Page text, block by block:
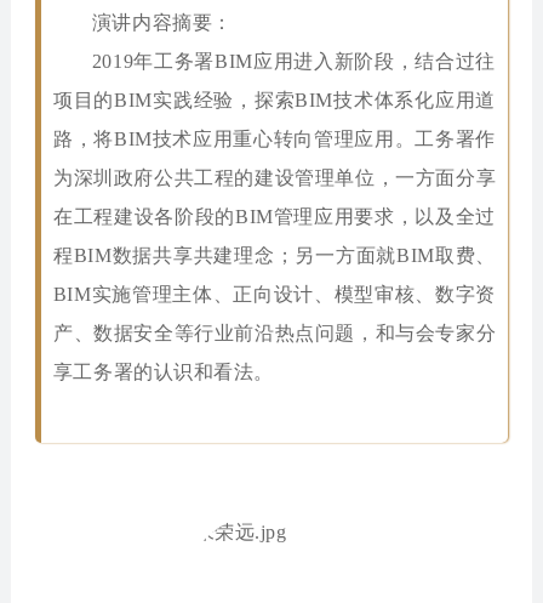
演讲内容摘要：
2019年工务署BIM应用进入新阶段，结合过往
项目的BIM实践经验，探索BIM技术体系化应用道
路，将BIM技术应用重心转向管理应用。工务署作
为深圳政府公共工程的建设管理单位，一方面分享
在工程建设各阶段的BIM管理应用要求，以及全过
程BIM数据共享共建理念；另一方面就BIM取费、
BIM实施管理主体、正向设计、模型审核、数字资
产、数据安全等行业前沿热点问题，和与会专家分
享工务署的认识和看法。